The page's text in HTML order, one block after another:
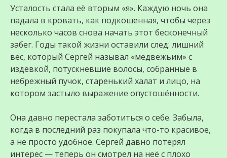
Усталость стала её вторым «я». Каждую ночь она
падала в кровать, как подкошенная, чтобы через
несколько часов снова начать этот бесконечный
забег. Годы такой жизни оставили след: лишний
вес, который Сергей называл «медвежьим» с
издёвкой, потускневшие волосы, собранные в
небрежный пучок, старенький халат и лицо, на
котором застыло выражение опустошённости.
Она давно перестала заботиться о себе. Забыла,
когда в последний раз покупала что-то красивое,
а не просто удобное. Сергей давно потерял
интерес — теперь он смотрел на неё с плохо